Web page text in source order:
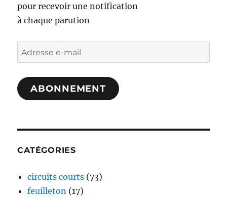
pour recevoir une notification
à chaque parution
Adresse
e-
mail
ABONNEMENT
CATÉGORIES
circuits courts (73)
feuilleton (17)